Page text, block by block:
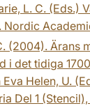
L. C. (Eds.)
Nordic
(2004). Ärans
i det tidiga
Helen, U.
Del 1